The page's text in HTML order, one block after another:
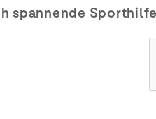
spannende